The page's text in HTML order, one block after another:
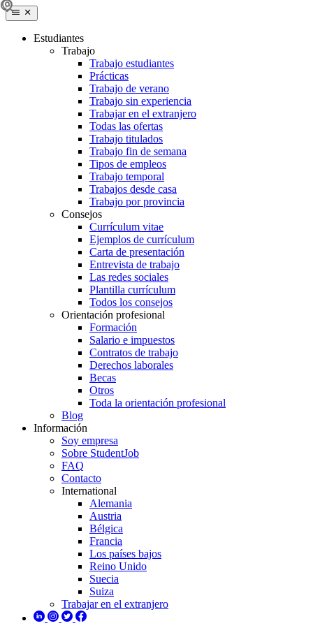
Estudiantes
Trabajo
Trabajo estudiantes
Prácticas
Trabajo de verano
Trabajo sin experiencia
Trabajar en el extranjero
Todas las ofertas
Trabajo titulados
Trabajo fin de semana
Tipos de empleos
Trabajo temporal
Trabajos desde casa
Trabajo por provincia
Consejos
Currículum vitae
Ejemplos de currículum
Carta de presentación
Entrevista de trabajo
Las redes sociales
Plantilla currículum
Todos los consejos
Orientación profesional
Formación
Salario e impuestos
Contratos de trabajo
Derechos laborales
Becas
Otros
Toda la orientación profesional
Blog
Información
Soy empresa
Sobre StudentJob
FAQ
Contacto
International
Alemania
Austria
Bélgica
Francia
Los países bajos
Reino Unido
Suecia
Suiza
Trabajar en el extranjero